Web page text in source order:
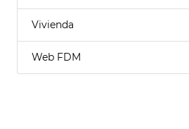
Vivienda
Web FDM